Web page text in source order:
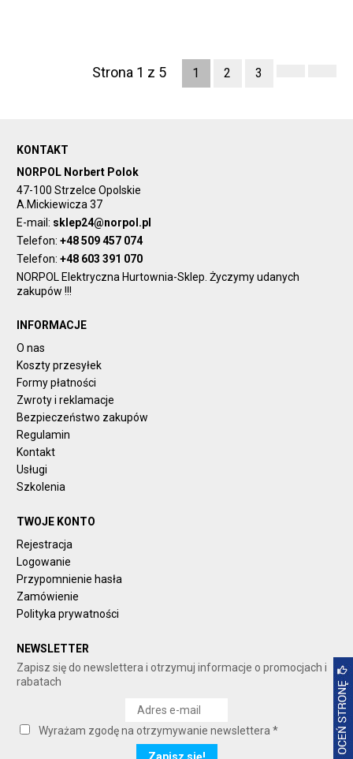
Strona 1 z 5 1 2 3
KONTAKT
NORPOL Norbert Polok
47-100 Strzelce Opolskie
A.Mickiewicza 37
E-mail: sklep24@norpol.pl
Telefon:+48 509 457 074
Telefon:+48 603 391 070
NORPOL Elektryczna Hurtownia-Sklep. Życzymy udanych
zakupów !!!
INFORMACJE
O nas
Koszty przesyłek
Formy płatności
Zwroty i reklamacje
Bezpieczeństwo zakupów
Regulamin
Kontakt
Usługi
Szkolenia
TWOJE KONTO
Rejestracja
Logowanie
Przypomnienie hasła
Zamówienie
Polityka prywatności
NEWSLETTER
Zapisz się do newslettera i otrzymuj informacje o promocjach i
rabatach
Wyrażam zgodę na otrzymywanie newslettera *